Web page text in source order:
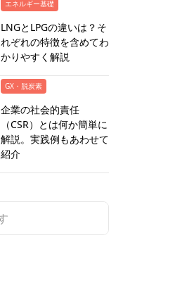
エネルギー基礎
LNGとLPGの違いは？そ
れぞれの特徴を含めてわ
かりやすく解説
GX・脱炭素
企業の社会的責任
（CSR）とは何か簡単に
解説。実践例もあわせて
紹介